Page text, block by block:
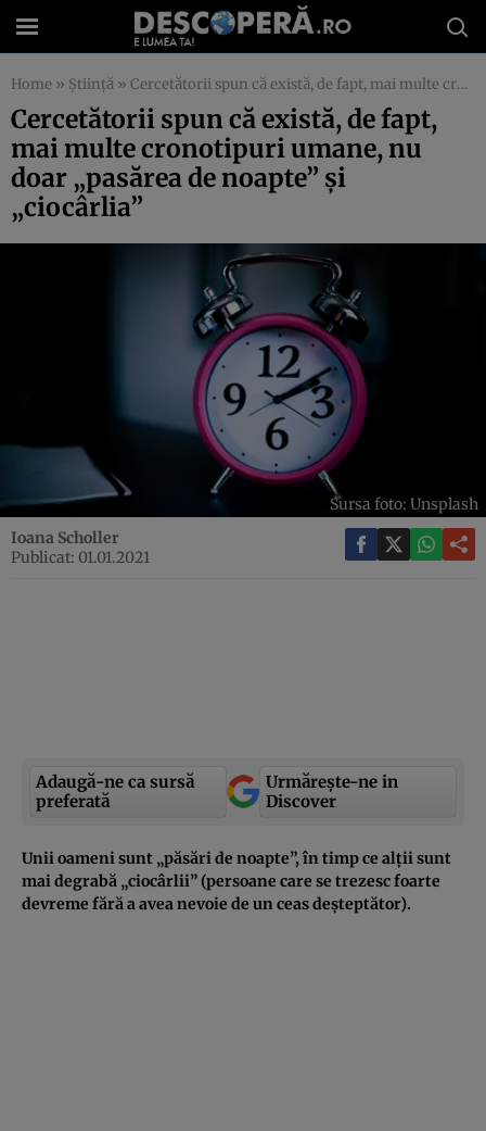
Home » Știință » Cercetătorii spun că există, de fapt, mai multe cronotipuri umane, nu doar „pasărea de noapte” și „ciocârlia”
Cercetătorii spun că există, de fapt,
mai multe cronotipuri umane, nu
doar „pasărea de noapte” și
„ciocârlia”
Sursa foto: Unsplash
Ioana Scholler
Publicat: 01.01.2021
Adaugă-ne ca sursă
preferată
Urmărește-ne in
Discover
Unii oameni sunt „păsări de noapte”, în timp ce alții sunt
mai degrabă „ciocârlii” (persoane care se trezesc foarte
devreme fără a avea nevoie de un ceas deșteptător).